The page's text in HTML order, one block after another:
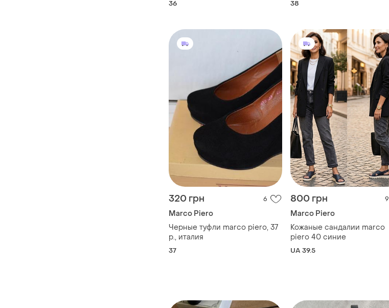
36 38
320 грн 6
Marco Piero
Черные туфли marco piero, 37
р., италия
37
800 грн 9
Marco Piero
Кожаные сандалии marco
piero 40 синие
UA 39.5